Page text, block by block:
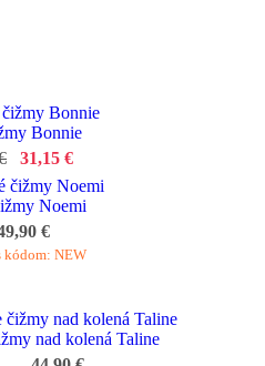
Bonnie
31,15 €
Noemi
€
kódom: NEW
nad kolená Taline